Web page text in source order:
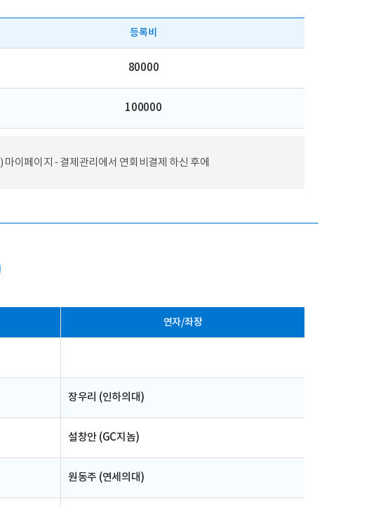
등록비
80000
100000
) 마이페이지 - 결제관리에서 연회비결제 하신 후에
연자/좌장
장우리 (인하의대)
설창안 (GC지놈)
원동주 (연세의대)